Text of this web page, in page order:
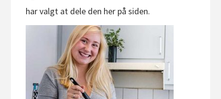
har valgt at dele den her på siden.